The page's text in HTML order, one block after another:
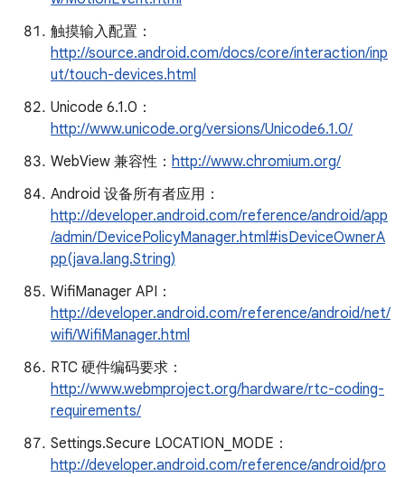
触摸输入配置：
http://source.android.com/docs/core/interaction/inp
ut/touch-devices.html
Unicode 6.1.0：
http://www.unicode.org/versions/Unicode6.1.0/
WebView 兼容性： http://www.chromium.org/
Android 设备所有者应用：
http://developer.android.com/reference/android/app
/admin/DevicePolicyManager.html#isDeviceOwnerA
pp(java.lang.String)
WifiManager API：
http://developer.android.com/reference/android/net/
wifi/WifiManager.html
RTC 硬件编码要求：
http://www.webmproject.org/hardware/rtc-coding-
requirements/
Settings.Secure LOCATION_MODE：
http://developer.android.com/reference/android/pro